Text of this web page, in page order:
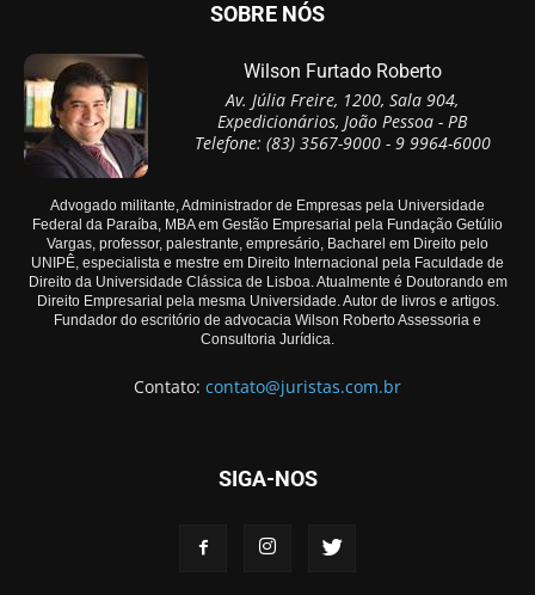
SOBRE NÓS
Wilson Furtado Roberto
Av. Júlia Freire, 1200, Sala 904,
Expedicionários, João Pessoa - PB
Telefone: (83) 3567-9000 - 9 9964-6000
Advogado militante, Administrador de Empresas pela Universidade
Federal da Paraíba, MBA em Gestão Empresarial pela Fundação Getúlio
Vargas, professor, palestrante, empresário, Bacharel em Direito pelo
UNIPÊ, especialista e mestre em Direito Internacional pela Faculdade de
Direito da Universidade Clássica de Lisboa. Atualmente é Doutorando em
Direito Empresarial pela mesma Universidade. Autor de livros e artigos.
Fundador do escritório de advocacia Wilson Roberto Assessoria e
Consultoria Jurídica.
Contato: contato@juristas.com.br
SIGA-NOS